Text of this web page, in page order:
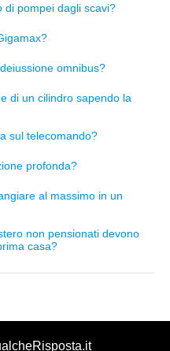
di pompei dagli scavi?
omnibus?
di un cilindro sapendo la
sul telecomando?
profonda?
al massimo in un
non pensionati devono
casa?